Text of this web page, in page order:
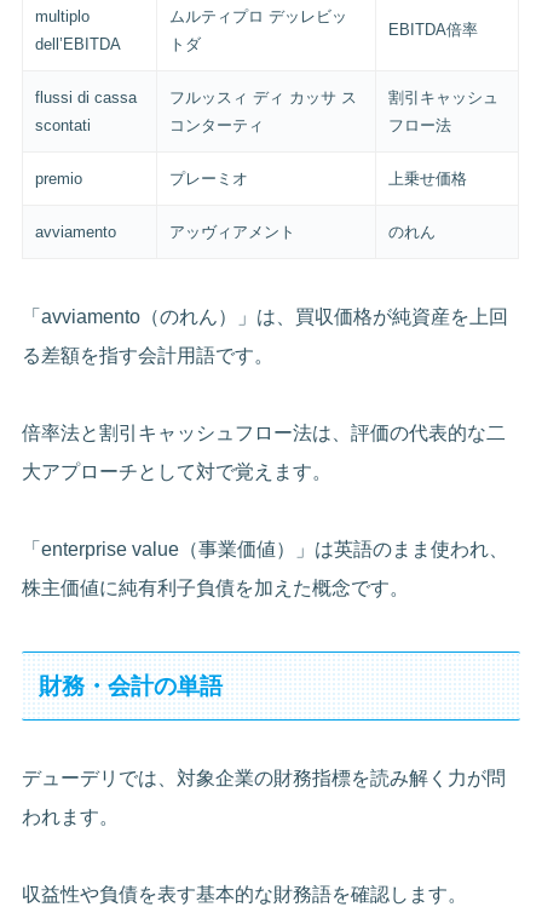
multiplo
dell’EBITDA
ムルティプロ デッレビッ
トダ
EBITDA倍率
flussi di cassa
scontati
フルッスィ ディ カッサ ス
コンターティ
割引キャッシュ
フロー法
premio プレーミオ 上乗せ価格
avviamento アッヴィアメント のれん
「avviamento（のれん）」は、買収価格が純資産を上回
る差額を指す会計用語です。
倍率法と割引キャッシュフロー法は、評価の代表的な二
大アプローチとして対で覚えます。
「enterprise value（事業価値）」は英語のまま使われ、
株主価値に純有利子負債を加えた概念です。
財務・会計の単語
デューデリでは、対象企業の財務指標を読み解く力が問
われます。
収益性や負債を表す基本的な財務語を確認します。